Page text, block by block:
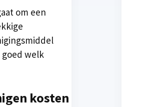
om een
welk
kosten